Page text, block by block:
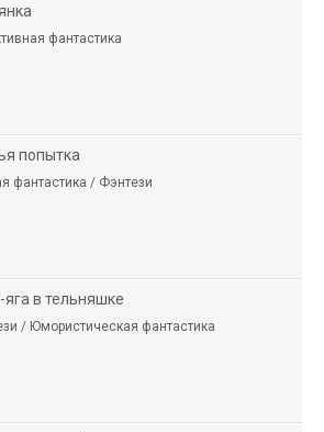
фантастика
попытка
фантастика / Фэнтези
в тельняшке
/ Юмористическая фантастика